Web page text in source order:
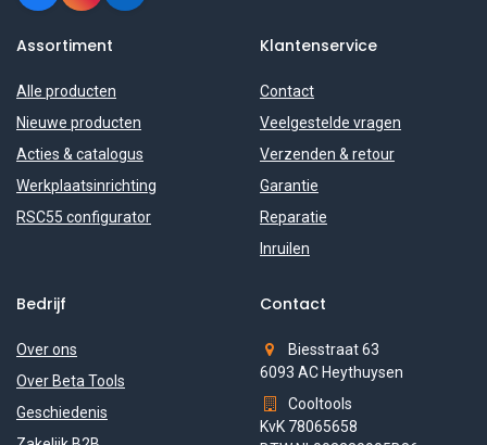
Assortiment
Alle producten
Nieuwe producten
Acties & catalogus
Werkplaatsinrichting
RSC55 configurator
Klantenservice
Contact
Veelgestelde vragen
Verzenden & retour
Garantie
Reparatie
Inruilen
Bedrijf
Over ons
Over Beta Tools
Geschiedenis
Contact
Biesstraat 63
6093 AC Heythuysen
Cooltools
KvK 78065658